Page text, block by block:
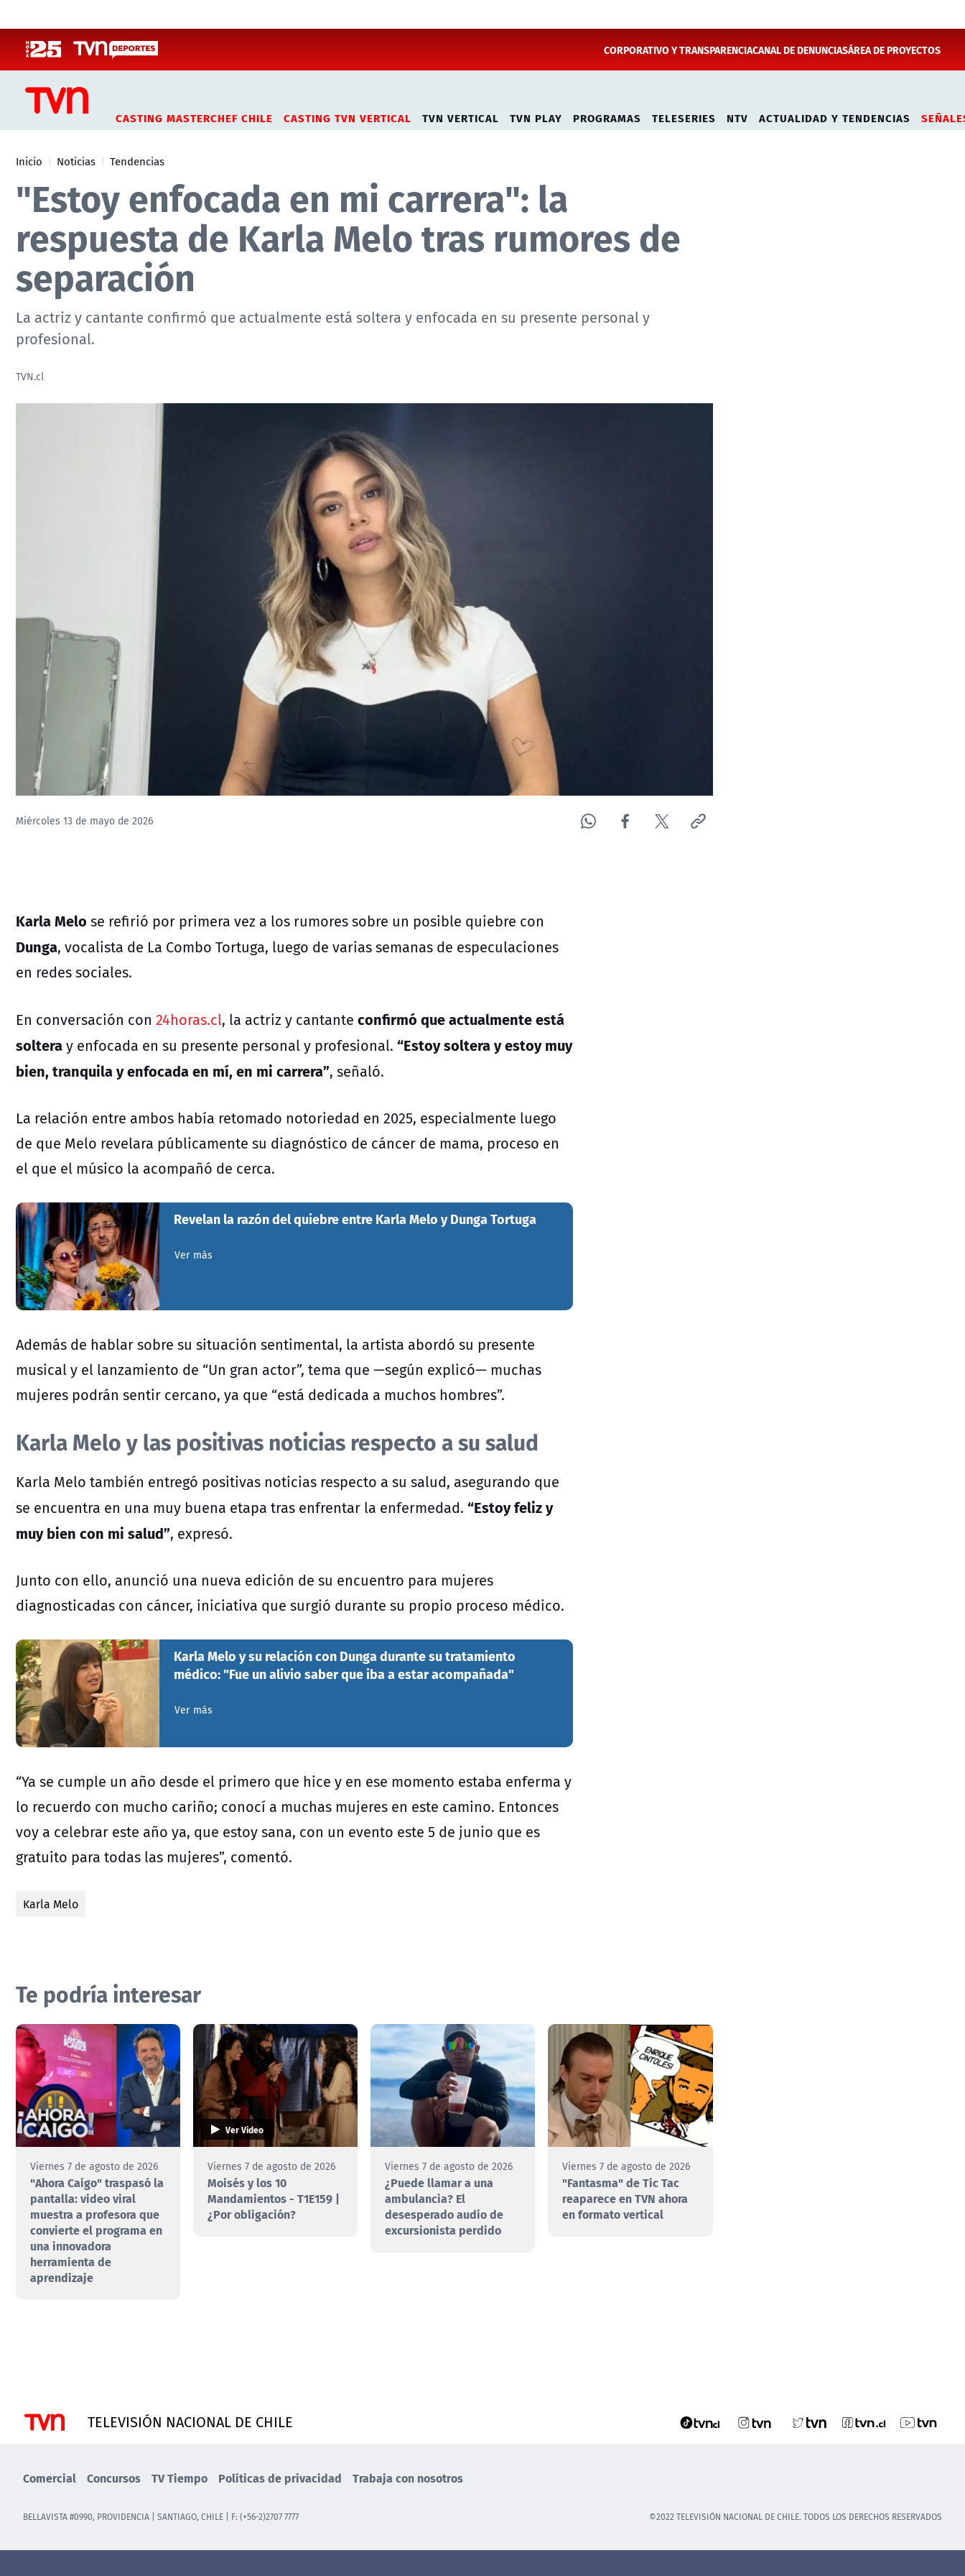
CORPORATIVO Y TRANSPARENCIACANAL DE DENUNCIASÁREA DE PROYECTOS
CASTING MASTERCHEF CHILE CASTING TVN VERTICAL TVN VERTICAL TVN PLAY PROGRAMAS TELESERIES NTV ACTUALIDAD Y TENDENCIAS
Inicio Noticias Tendencias
"Estoy enfocada en mi carrera": la
respuesta de Karla Melo tras rumores de
separación
La actriz y cantante confirmó que actualmente está soltera y enfocada en su presente personal y
profesional.
TVN.cl
Miércoles 13 de mayo de 2026
Karla Melo se refirió por primera vez a los rumores sobre un posible quiebre con
Dunga, vocalista de La Combo Tortuga, luego de varias semanas de especulaciones
en redes sociales.
En conversación con 24horas.cl, la actriz y cantante confirmó que actualmente está
solteray enfocada en su presente personal y profesional. “Estoy soltera y estoy muy
bien, tranquila y enfocada en mí, en mi carrera”, señaló.
La relación entre ambos había retomado notoriedad en 2025, especialmente luego
de que Melo revelara públicamente su diagnóstico de cáncer de mama, proceso en
el que el músico la acompañó de cerca.
Revelan la razón del quiebre entre Karla Melo y Dunga Tortuga
Ver más
Además de hablar sobre su situación sentimental, la artista abordó su presente
musical y el lanzamiento de “Un gran actor”, tema que —según explicó— muchas
mujeres podrán sentir cercano, ya que “está dedicada a muchos hombres”.
Karla Melo y laspositivas noticias respecto a su salud
Karla Melo también entregó positivas noticias respecto a su salud, asegurando que
se encuentra en una muy buena etapa tras enfrentar la enfermedad. “Estoy feliz y
muy bien con mi salud”, expresó.
Junto con ello, anunció una nueva edición de su encuentro para mujeres
diagnosticadas con cáncer, iniciativa que surgió durante su propio proceso médico.
Karla Melo y su relación con Dunga durante su tratamiento
médico: "Fue un alivio saber que iba a estar acompañada"
Ver más
“Ya se cumple un año desde el primero que hice y en ese momento estaba enferma y
lo recuerdo con mucho cariño; conocí a muchas mujeres en este camino. Entonces
voy a celebrar este año ya, que estoy sana, con un evento este 5 de junio que es
gratuito para todas las mujeres”, comentó.
Karla Melo
Te podría interesar
Viernes 7 de agosto de 2026
"Ahora Caigo" traspasó la
pantalla: video viral
muestra a profesora que
convierte el programa en
una innovadora
herramienta de
aprendizaje
Ver Video
Viernes 7 de agosto de 2026
Moisés y los 10
Mandamientos - T1E159 |
¿Por obligación?
Viernes 7 de agosto de 2026
¿Puede llamar a una
ambulancia? El
desesperado audio de
excursionista perdido
Viernes 7 de agosto de 2026
"Fantasma" de Tic Tac
reaparece en TVN ahora
en formato vertical
TELEVISIÓN NACIONAL DE CHILE
Comercial Concursos TV Tiempo Políticas de privacidad Trabaja con nosotros
BELLAVISTA #0990, PROVIDENCIA | SANTIAGO, CHILE | F: (+56-2)2707 7777 ©2022 TELEVISIÓN NACIONAL DE CHILE. TODOS LOS DERECHOS RESERVADOS